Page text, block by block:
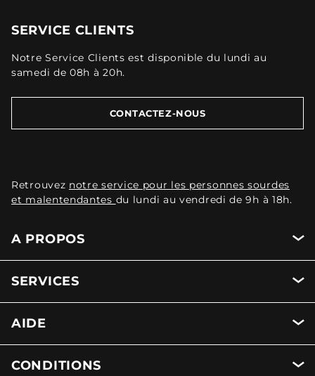
SERVICE CLIENTS
Notre Service Clients est disponible du lundi au
samedi de 08h à 20h.
CONTACTEZ-NOUS
Retrouvez notre service pour les personnes sourdes
et malentendantes du lundi au vendredi de 9h à 18h.
A PROPOS
SERVICES
AIDE
CONDITIONS